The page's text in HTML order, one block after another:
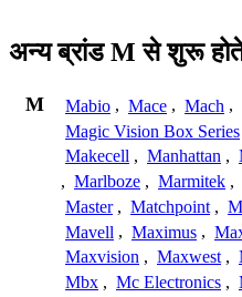
अन्य ब्रांड M से शुरू
M Mabio , Mace , Mach ,
Magic Vision Box Series
Makecell , Manhattan ,
, Marlboze , Marmitek ,
Master , Matchpoint ,
Mavell , Maximus ,
Maxvision , Maxwest ,
Mbx , Mc Electronics ,